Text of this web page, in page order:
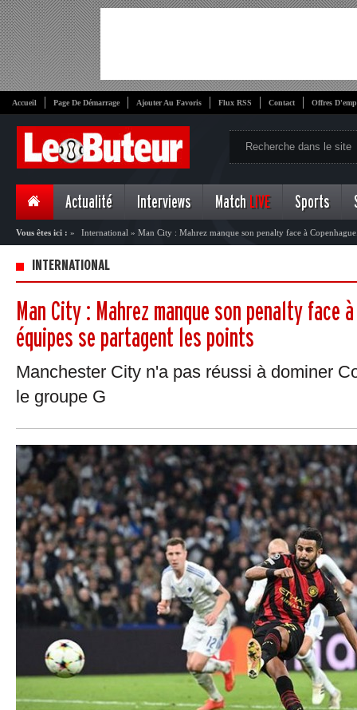
Accueil Page De Démarrage Ajouter Au Favoris Flux RSS Contact Offres
Actualité Interviews Match LIVE Sports
Vous êtes ici : » International » Man City : Mahrez manque son penalty face à
INTERNATIONAL
Man City : Mahrez manque son penalty face
équipes se partagent les points
Manchester City n'a pas réussi à dominer
le groupe G